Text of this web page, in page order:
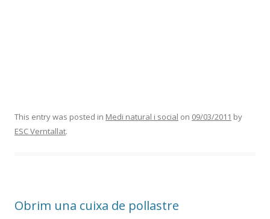
This entry was posted in Medi natural i social on 09/03/2011 by
ESC Verntallat.
Obrim una cuixa de pollastre